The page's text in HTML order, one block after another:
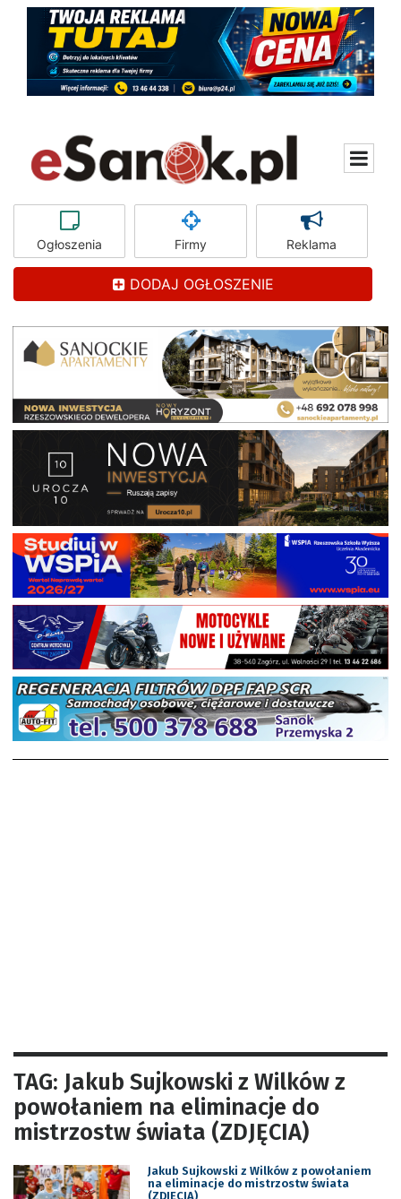
Ogłoszenia Firmy Reklama
DODAJ OGŁOSZENIE
TAG: Jakub Sujkowski z Wilków z
powołaniem na eliminacje do
mistrzostw świata (ZDJĘCIA)
Jakub Sujkowski z Wilków z powołaniem
na eliminacje do mistrzostw świata
(ZDJĘCIA)